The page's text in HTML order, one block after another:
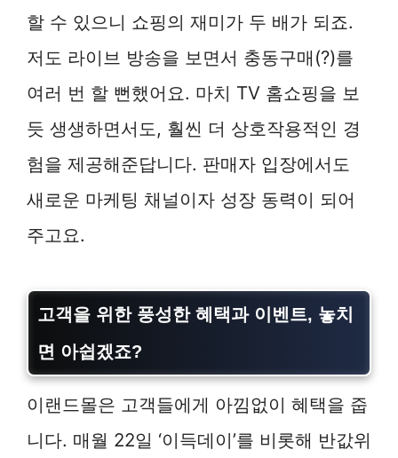
할 수 있으니 쇼핑의 재미가 두 배가 되죠.
저도 라이브 방송을 보면서 충동구매(?)를
여러 번 할 뻔했어요. 마치 TV 홈쇼핑을 보
듯 생생하면서도, 훨씬 더 상호작용적인 경
험을 제공해준답니다. 판매자 입장에서도
새로운 마케팅 채널이자 성장 동력이 되어
주고요.
고객을 위한 풍성한 혜택과 이벤트, 놓치
면 아쉽겠죠?
이랜드몰은 고객들에게 아낌없이 혜택을 줍
니다. 매월 22일 ‘이득데이’를 비롯해 반값위